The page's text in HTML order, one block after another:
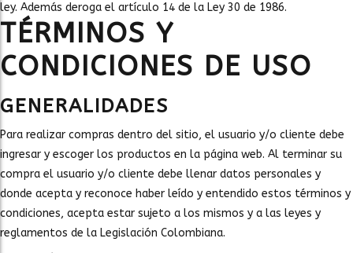
ley. Además deroga el artículo 14 de la Ley 30 de 1986.
TÉRMINOS Y
CONDICIONES DE USO
GENERALIDADES
Para realizar compras dentro del sitio, el usuario y/o cliente debe
ingresar y escoger los productos en la página web. Al terminar su
compra el usuario y/o cliente debe llenar datos personales y
donde acepta y reconoce haber leído y entendido estos términos y
condiciones, acepta estar sujeto a los mismos y a las leyes y
reglamentos de la Legislación Colombiana.